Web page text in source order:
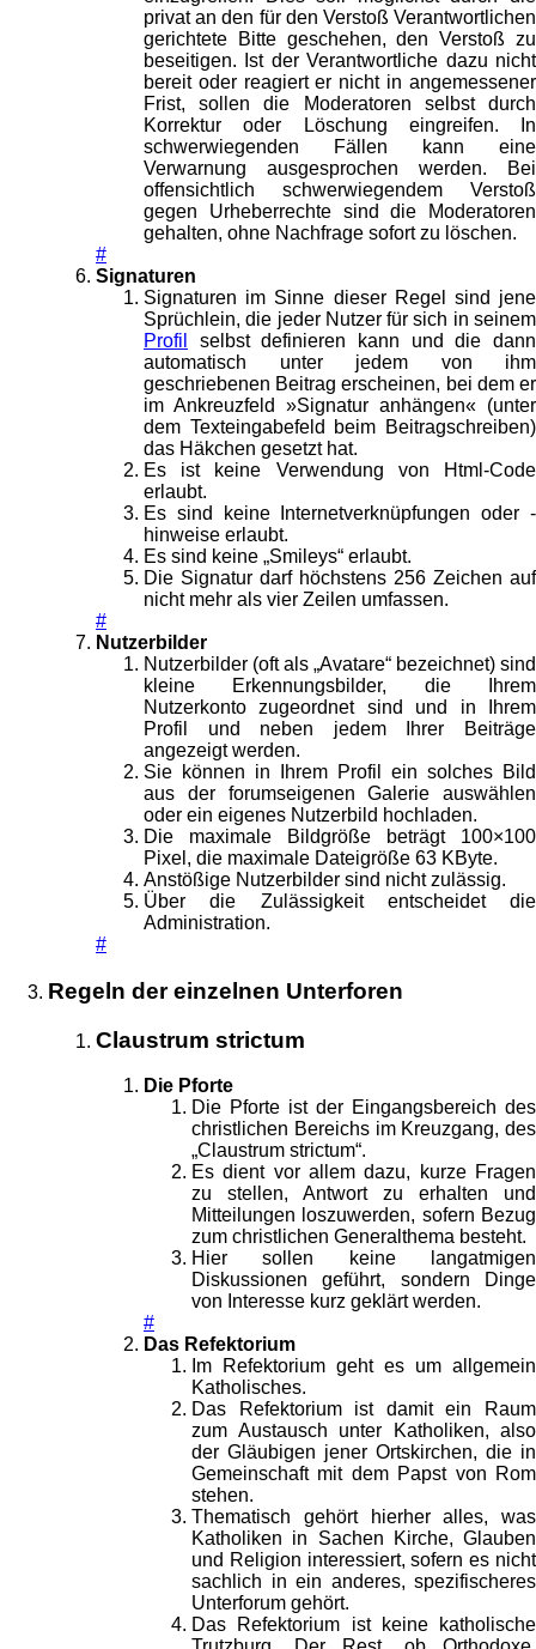
privat an den für den Verstoß Verantwortlichen
gerichtete Bitte geschehen, den Verstoß zu
beseitigen. Ist der Verantwortliche dazu nicht
bereit oder reagiert er nicht in angemessener
Frist, sollen die Moderatoren selbst durch
Korrektur oder Löschung eingreifen. In
schwerwiegenden Fällen kann eine
Verwarnung ausgesprochen werden. Bei
offensichtlich schwerwiegendem Verstoß
gegen Urheberrechte sind die Moderatoren
gehalten, ohne Nachfrage sofort zu löschen.
#
Signaturen
Signaturen im Sinne dieser Regel sind jene
Sprüchlein, die jeder Nutzer für sich in seinem
Profil
selbst definieren kann und die dann
automatisch unter jedem von ihm
geschriebenen Beitrag erscheinen, bei dem er
im Ankreuzfeld »Signatur anhängen« (unter
dem Texteingabefeld beim Beitragschreiben)
das Häkchen gesetzt hat.
Es ist keine Verwendung von Html-Code
erlaubt.
Es sind keine Internetverknüpfungen oder -
hinweise erlaubt.
Es sind keine „Smileys“ erlaubt.
Die Signatur darf höchstens 256 Zeichen auf
nicht mehr als vier Zeilen umfassen.
#
Nutzerbilder
Nutzerbilder (oft als „Avatare“ bezeichnet) sind
kleine Erkennungsbilder, die Ihrem
Nutzerkonto zugeordnet sind und in Ihrem
Profil und neben jedem Ihrer Beiträge
angezeigt werden.
Sie können in Ihrem Profil ein solches Bild
aus der forumseigenen Galerie auswählen
oder ein eigenes Nutzerbild hochladen.
Die maximale Bildgröße beträgt 100×100
Pixel, die maximale Dateigröße 63 KByte.
Anstößige Nutzerbilder sind nicht zulässig.
Über die Zulässigkeit entscheidet die
Administration.
#
Regeln der einzelnen Unterforen
Claustrum strictum
Die Pforte
Die Pforte ist der Eingangsbereich des
christlichen Bereichs im Kreuzgang, des
„Claustrum strictum“.
Es dient vor allem dazu, kurze Fragen
zu stellen, Antwort zu erhalten und
Mitteilungen loszuwerden, sofern Bezug
zum christlichen Generalthema besteht.
Hier sollen keine langatmigen
Diskussionen geführt, sondern Dinge
von Interesse kurz geklärt werden.
#
Das Refektorium
Im Refektorium geht es um allgemein
Katholisches.
Das Refektorium ist damit ein Raum
zum Austausch unter Katholiken, also
der Gläubigen jener Ortskirchen, die in
Gemeinschaft mit dem Papst von Rom
stehen.
Thematisch gehört hierher alles, was
Katholiken in Sachen Kirche, Glauben
und Religion interessiert, sofern es nicht
sachlich in ein anderes, spezifischeres
Unterforum gehört.
Das Refektorium ist keine katholische